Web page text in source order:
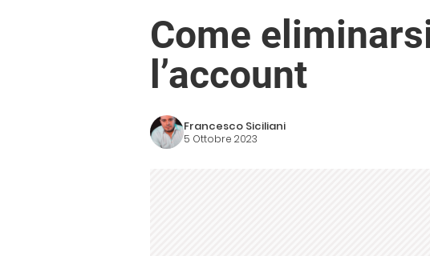
Come
l’account
Francesco Siciliani
5 Ottobre 2023